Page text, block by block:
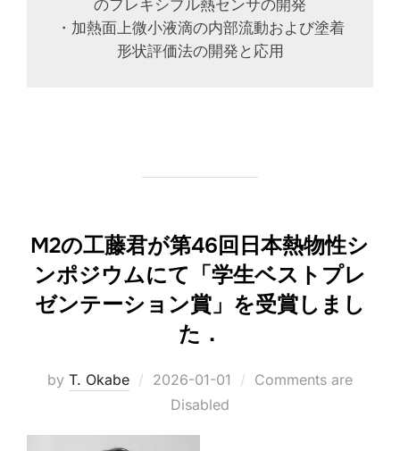
のフレキシブル熱センサの開発
・加熱面上微小液滴の内部流動および塗着
形状評価法の開発と応用
M2の工藤君が第46回日本熱物性シ
ンポジウムにて「学生ベストプレ
ゼンテーション賞」を受賞しまし
た．
by T. Okabe
Posted
2026-01-01
Comments are
Disabled